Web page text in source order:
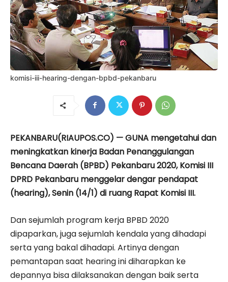
komisi-iii-hearing-dengan-bpbd-pekanbaru
PEKANBARU(RIAUPOS.CO) — GUNA mengetahui dan
meningkatkan kinerja Badan Penanggulangan
Bencana Daerah (BPBD) Pekanbaru 2020, Komisi III
DPRD Pekanbaru menggelar dengar pendapat
(hearing), Senin (14/1) di ruang Rapat Komisi III.
Dan sejumlah program kerja BPBD 2020
dipaparkan, juga sejumlah kendala yang dihadapi
serta yang bakal dihadapi. Artinya dengan
pemantapan saat hearing ini diharapkan ke
depannya bisa dilaksanakan dengan baik serta